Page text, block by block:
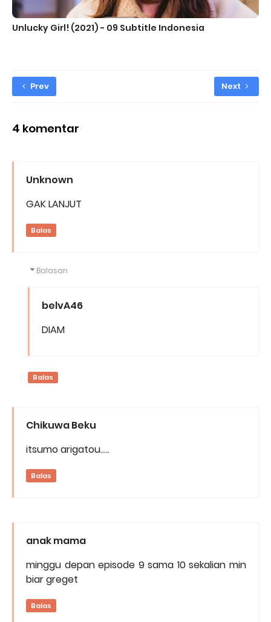
Unlucky Girl! (2021) - 09 Subtitle Indonesia
Prev Next
4 komentar
Unknown
GAK LANJUT
Balas
Balasan
belvA46
DIAM
Balas
Chikuwa Beku
itsumo arigatou.....
Balas
anak mama
minggu depan episode 9 sama 10 sekalian min
biar greget
Balas